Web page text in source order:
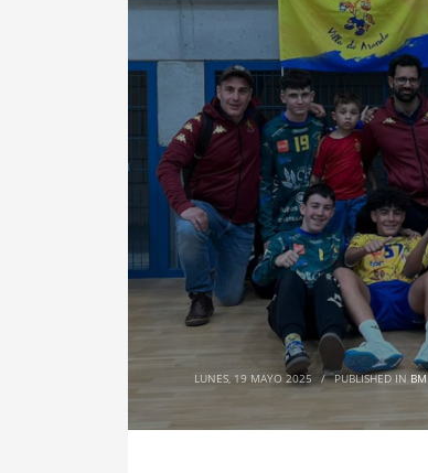
LUNES, 19 MAYO 2025 / PUBLISHED IN BM